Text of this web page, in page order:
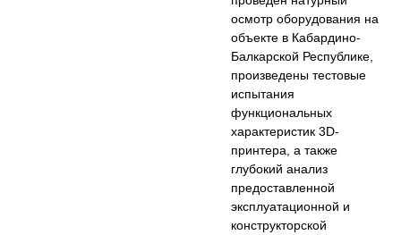
осмотр оборудования на
объекте в Кабардино-
Балкарской Республике,
произведены тестовые
испытания
функциональных
характеристик 3D-
принтера, а также
глубокий анализ
предоставленной
эксплуатационной и
конструкторской